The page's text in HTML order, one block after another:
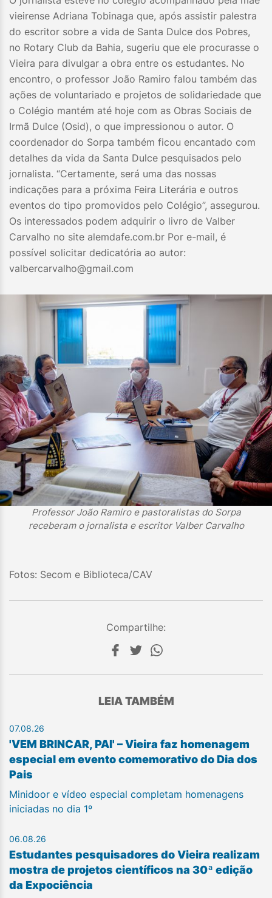
vieirense Adriana Tobinaga que, após assistir palestra
do escritor sobre a vida de Santa Dulce dos Pobres,
no Rotary Club da Bahia, sugeriu que ele procurasse o
Vieira para divulgar a obra entre os estudantes. No
encontro, o professor João Ramiro falou também das
ações de voluntariado e projetos de solidariedade que
o Colégio mantém até hoje com as Obras Sociais de
Irmã Dulce (Osid), o que impressionou o autor. O
coordenador do Sorpa também ficou encantado com
detalhes da vida da Santa Dulce pesquisados pelo
jornalista. “Certamente, será uma das nossas
indicações para a próxima Feira Literária e outros
eventos do tipo promovidos pelo Colégio”, assegurou.
Os interessados podem adquirir o livro de Valber
Carvalho no site alemdafe.com.br Por e-mail, é
possível solicitar dedicatória ao autor:
valbercarvalho@gmail.com
Professor João Ramiro e pastoralistas do Sorpa
receberam o jornalista e escritor Valber Carvalho
Fotos: Secom e Biblioteca/CAV
Compartilhe:
LEIA TAMBÉM
07.08.26
'VEM BRINCAR, PAI' – Vieira faz homenagem
especial em evento comemorativo do Dia dos
Pais
Minidoor e vídeo especial completam homenagens
iniciadas no dia 1º
06.08.26
Estudantes pesquisadores do Vieira realizam
mostra de projetos científicos na 30ª edição
da Expociência